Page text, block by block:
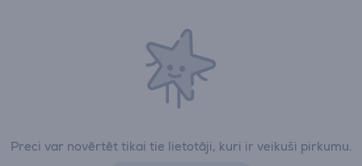
Preci var novērtēt tikai tie lietotāji, kuri ir veikuši pirkumu.